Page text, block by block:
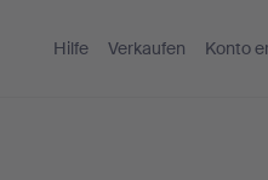
Hilfe Verkaufen Konto